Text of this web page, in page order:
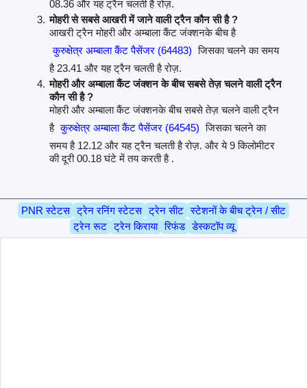
08.36 और यह ट्रैन चलती है रोज़.
मोहरी से सबसे आखरी में जाने वाली ट्रैन कौन सी है ?
आखरी ट्रैन मोहरी और अम्बाला कैंट जंक्शनके बीच है
कुरुक्षेत्र अम्बाला कैंट पैसेंजर (64483) जिसका चलने का समय
है 23.41 और यह ट्रैन चलती है रोज़.
मोहरी और अम्बाला कैंट जंक्शन के बीच सबसे तेज़ चलने वाली ट्रैन
कौन सी है ?
मोहरी और अम्बाला कैंट जंक्शनके बीच सबसे तेज़ चलने वाली ट्रैन
है कुरुक्षेत्र अम्बाला कैंट पैसेंजर (64545) जिसका चलने का
समय है 12.12 और यह ट्रैन चलती है रोज़. और ये 9 किलोमीटर
की दूरी 00.18 घंटे में तय करती है .
PNR स्टेटस ट्रेन रनिंग स्टेटस ट्रेन सीट स्टेशनों के बीच ट्रेन / सीट
ट्रेन रूट ट्रेन किराया रिफंड डेस्कटॉप व्यू